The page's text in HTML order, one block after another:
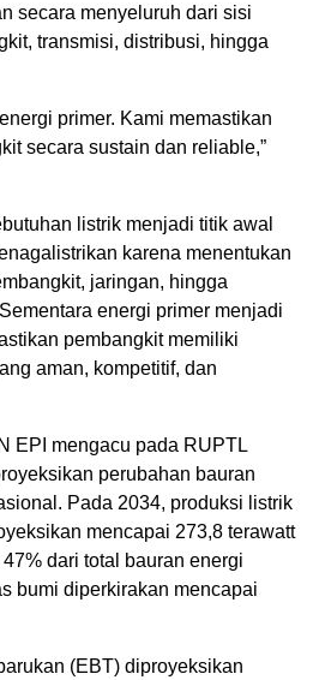
secara menyeluruh dari sisi
transmisi, distribusi, hingga
primer. Kami memastikan
secara sustain dan reliable,”
listrik menjadi titik awal
karena menentukan
jaringan, hingga
energi primer menjadi
pembangkit memiliki
aman, kompetitif, dan
EPI mengacu pada RUPTL
perubahan bauran
Pada 2034, produksi listrik
mencapai 273,8 terawatt
dari total bauran energi
bumi diperkirakan mencapai
(EBT) diproyeksikan